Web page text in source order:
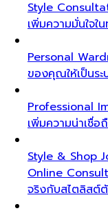
Style
เพิ่มความมั่นใจใ
Personal
ของคุณให้เป็นระ
Professional
เพิ่มความน่าเชื่อ
Style & Shop
Online
จริงกับสไตลิสต์